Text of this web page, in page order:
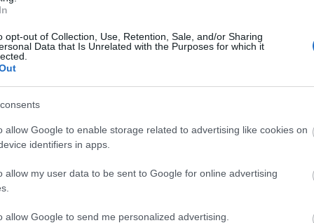
opt-out of Collection, Use, Retention, Sale, and/or Sharing
Data that Is Unrelated with the Purposes for which it
allow Google to enable storage related to advertising like cookies on
identifiers in apps.
allow my user data to be sent to Google for online advertising
allow Google to send me personalized advertising.
mikä tekee niistä maukkaan ja terveellisen
kuin monissa hedelmissä. Ne ovat myös loistava C-
tarpeestasi.
terveeseen ihoon ja yleiseen
luille ja aineenvaihdunnalle. Mansikoiden folaatti
kaikenikäisiä.
verenpainetta ja tukee sydämen terveyttä.
Nämä antioksidantit torjuvat oksidatiivista stressiä,
edistää ruoansulatusta ja auttaa hallitsemaan